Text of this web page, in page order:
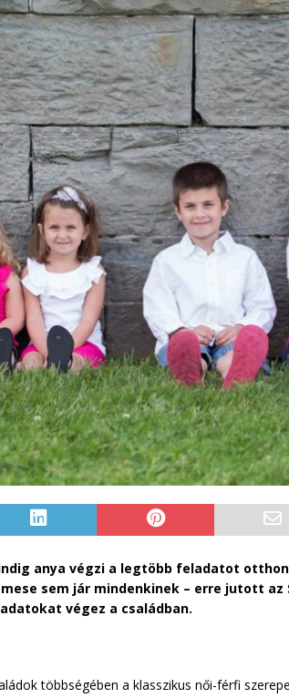
anya végzi a legtöbb feladatot
sem jár mindenkinek – erre jutott az
végez a családban.
többségében a klasszikus női-férfi